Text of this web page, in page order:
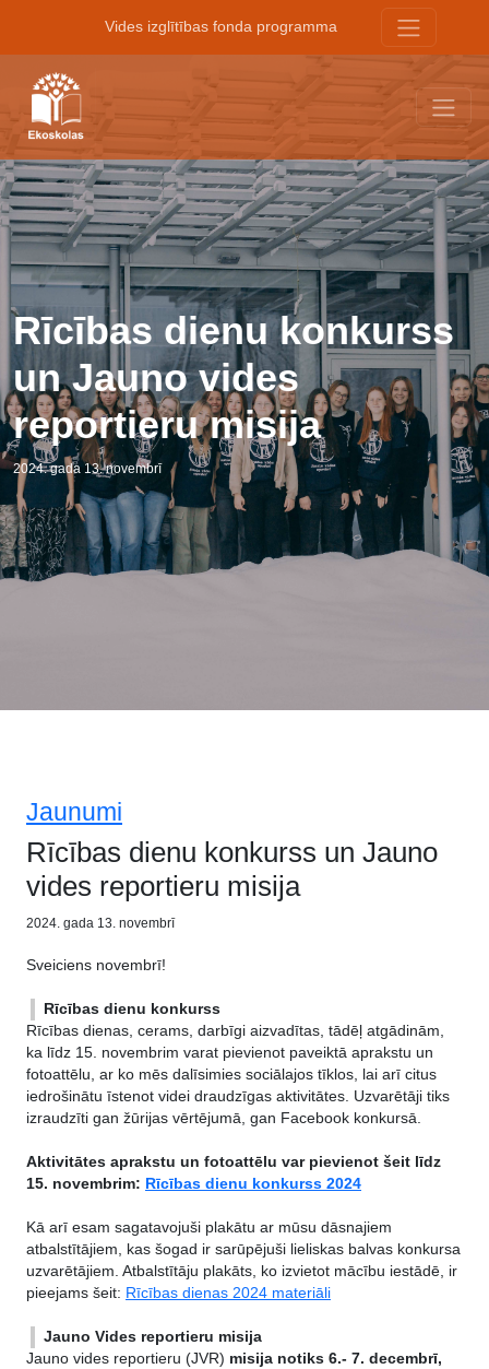
Vides izglītības fonda programma
Rīcības dienu konkurss
un Jauno vides
reportieru misija
2024. gada 13. novembrī
Jaunumi
Rīcības dienu konkurss un Jauno
vides reportieru misija
2024. gada 13. novembrī
Sveiciens novembrī!
Rīcības dienu konkurss
Rīcības dienas, cerams, darbīgi aizvadītas, tādēļ atgādinām,
ka līdz 15. novembrim varat pievienot paveiktā aprakstu un
fotoattēlu, ar ko mēs dalīsimies sociālajos tīklos, lai arī citus
iedrošinātu īstenot videi draudzīgas aktivitātes. Uzvarētāji tiks
izraudzīti gan žūrijas vērtējumā, gan Facebook konkursā.
Aktivitātes aprakstu un fotoattēlu var pievienot šeit līdz
15. novembrim: Rīcības dienu konkurss 2024
Kā arī esam sagatavojuši plakātu ar mūsu dāsnajiem
atbalstītājiem, kas šogad ir sarūpējuši lieliskas balvas konkursa
uzvarētājiem. Atbalstītāju plakāts, ko izvietot mācību iestādē, ir
pieejams šeit: Rīcības dienas 2024 materiāli
Jauno Vides reportieru misija
Jauno vides reportieru (JVR) misija notiks 6.- 7. decembrī,